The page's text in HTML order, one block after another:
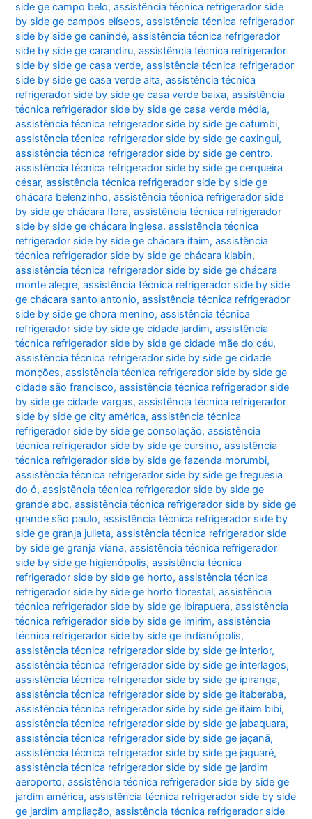
side ge campo belo,assistência técnica refrigerador side
by side ge campos elíseos,assistência técnica refrigerador
side by side ge canindé,assistência técnica refrigerador
side by side ge carandiru,assistência técnica refrigerador
side by side ge casa verde,assistência técnica refrigerador
side by side ge casa verde alta,assistência técnica
refrigerador side by side ge casa verde baixa,assistência
técnica refrigerador side by side ge casa verde média,
assistência técnica refrigerador side by side ge catumbi,
assistência técnica refrigerador side by side ge caxingui,
assistência técnica refrigerador side by side ge centro.
assistência técnica refrigerador side by side ge cerqueira
césar,assistência técnica refrigerador side by side ge
chácara belenzinho,assistência técnica refrigerador side
by side ge chácara flora,assistência técnica refrigerador
side by side ge chácara inglesa. assistência técnica
refrigerador side by side ge chácara itaim,assistência
técnica refrigerador side by side ge chácara klabin,
assistência técnica refrigerador side by side ge chácara
monte alegre,assistência técnica refrigerador side by side
ge chácara santo antonio,assistência técnica refrigerador
side by side ge chora menino,assistência técnica
refrigerador side by side ge cidade jardim,assistência
técnica refrigerador side by side ge cidade mãe do céu,
assistência técnica refrigerador side by side ge cidade
monções,assistência técnica refrigerador side by side ge
cidade são francisco,assistência técnica refrigerador side
by side ge cidade vargas,assistência técnica refrigerador
side by side ge city américa,assistência técnica
refrigerador side by side ge consolação,assistência
técnica refrigerador side by side ge cursino,assistência
técnica refrigerador side by side ge fazenda morumbi,
assistência técnica refrigerador side by side ge freguesia
do ó,assistência técnica refrigerador side by side ge
grande abc,assistência técnica refrigerador side by side ge
grande são paulo,assistência técnica refrigerador side by
side ge granja julieta,assistência técnica refrigerador side
by side ge granja viana,assistência técnica refrigerador
side by side ge higienópolis,assistência técnica
refrigerador side by side ge horto,assistência técnica
refrigerador side by side ge horto florestal,assistência
técnica refrigerador side by side ge ibirapuera,assistência
técnica refrigerador side by side ge imirim,assistência
técnica refrigerador side by side ge indianópolis,
assistência técnica refrigerador side by side ge interior,
assistência técnica refrigerador side by side ge interlagos,
assistência técnica refrigerador side by side ge ipiranga,
assistência técnica refrigerador side by side ge itaberaba,
assistência técnica refrigerador side by side ge itaim bibi,
assistência técnica refrigerador side by side ge jabaquara,
assistência técnica refrigerador side by side ge jaçanã,
assistência técnica refrigerador side by side ge jaguaré,
assistência técnica refrigerador side by side ge jardim
aeroporto,assistência técnica refrigerador side by side ge
jardim américa,assistência técnica refrigerador side by side
ge jardim ampliação,assistência técnica refrigerador side